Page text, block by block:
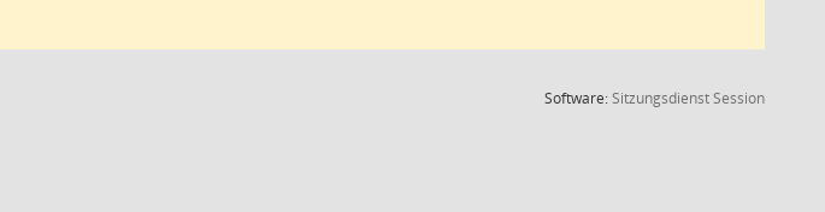
Software:SitzungsdienstSession(Wird in